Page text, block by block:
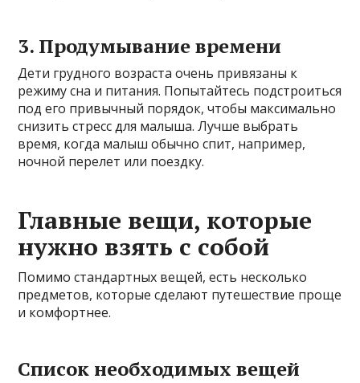
3. Продумывание времени
Дети грудного возраста очень привязаны к
режиму сна и питания. Попытайтесь подстроиться
под его привычный порядок, чтобы максимально
снизить стресс для малыша. Лучше выбрать
время, когда малыш обычно спит, например,
ночной перелет или поездку.
Главные вещи, которые
нужно взять с собой
Помимо стандартных вещей, есть несколько
предметов, которые сделают путешествие проще
и комфортнее.
Список необходимых вещей